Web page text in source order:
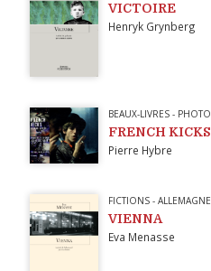
VICTOIRE
Henryk Grynberg
BEAUX-LIVRES- PHOTO
FRENCH KICKS
Pierre Hybre
FICTIONS- ALLEMAGNE
VIENNA
Eva Menasse